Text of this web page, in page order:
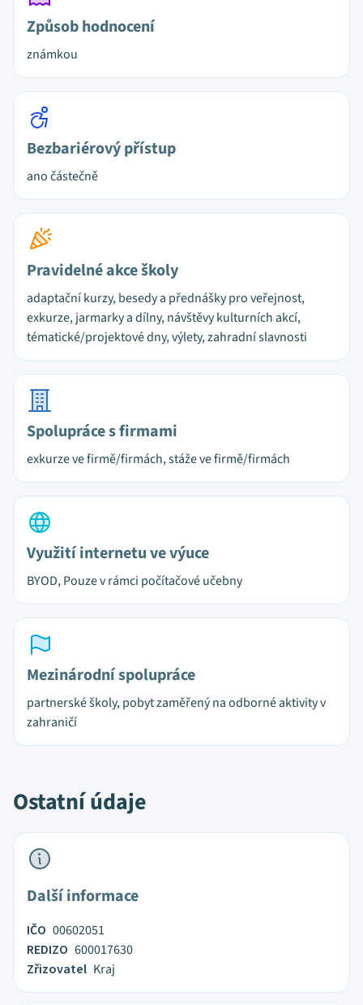
Způsob hodnocení
známkou
Bezbariérový přístup
ano částečně
Pravidelné akce školy
adaptační kurzy, besedy a přednášky pro veřejnost,
exkurze, jarmarky a dílny, návštěvy kulturních akcí,
tématické/projektové dny, výlety, zahradní slavnosti
Spolupráce s firmami
exkurze ve firmě/firmách, stáže ve firmě/firmách
Využití internetu ve výuce
BYOD, Pouze v rámci počítačové učebny
Mezinárodní spolupráce
partnerské školy, pobyt zaměřený na odborné aktivity v
zahraničí
Ostatní údaje
Další informace
IČO 00602051
REDIZO 600017630
Zřizovatel Kraj